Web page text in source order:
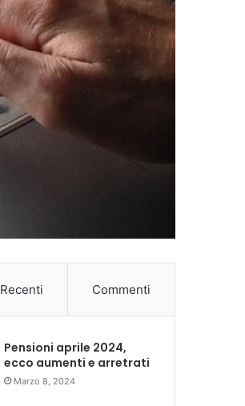
Recenti Commenti
Pensioni aprile 2024,
ecco aumenti e arretrati
Marzo 8, 2024